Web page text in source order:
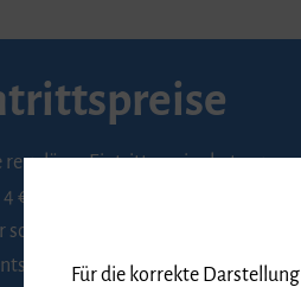
regulären Eintrittspreise betragen
4 € ermäßigt für Schülerinnen und
sowie Studierende gegen Vorlage
Nachweises, 6 € für
Für die korrekte